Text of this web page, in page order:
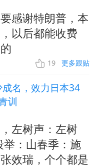
感谢特朗普，本
以后都能收费
19 更多跟贴
名，效力日本34
训
左树声：左树
：山春季：施
效瑞，个个都是